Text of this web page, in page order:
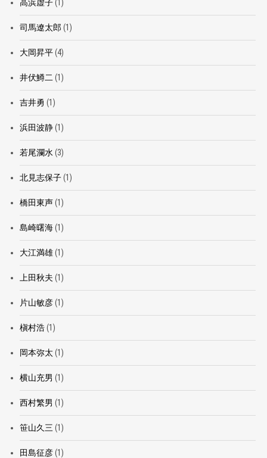
高浜虚子(1)
司馬遼太郎 (1)
大岡昇平(4)
井伏鱒二 (1)
吉井勇 (1)
浜田波静(1)
若尾瀾水 (3)
北見志保子(1)
橋田東声(1)
島崎曙海(1)
大江満雄(1)
上田秋夫 (1)
片山敏彦(1)
槇村浩(1)
岡本弥太 (1)
横山充男 (1)
西村繁男 (1)
笹山久三 (1)
田島征彦(1)